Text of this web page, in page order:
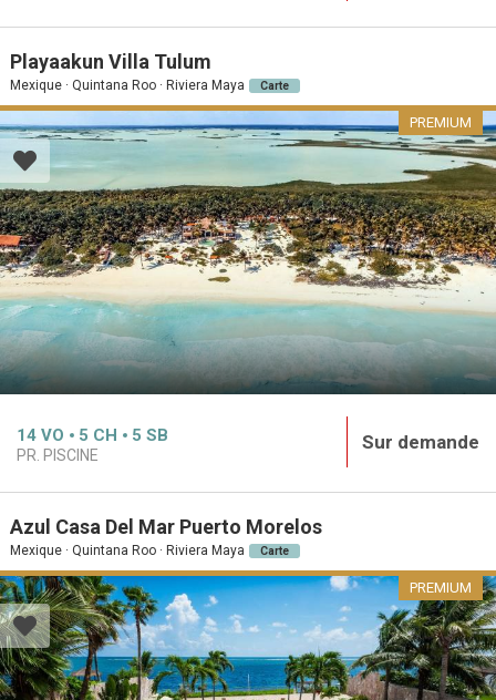
Playaakun Villa Tulum
Mexique · Quintana Roo · Riviera Maya Carte
PREMIUM
14 VO 5 CH 5 SB
PR. PISCINE
Sur demande
Azul Casa Del Mar Puerto Morelos
Mexique · Quintana Roo · Riviera Maya Carte
PREMIUM